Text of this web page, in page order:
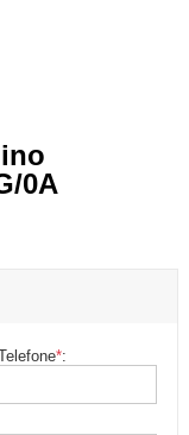
0A
*: